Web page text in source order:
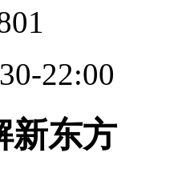
22:00
新东方